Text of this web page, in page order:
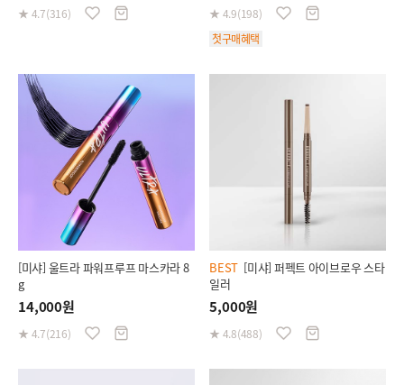
★ 4.7(316)
★ 4.9(198)
첫구매혜택
[미샤] 울트라 파워프루프 마스카라 8
g
14,000원
★ 4.7(216)
BEST [미샤] 퍼펙트 아이브로우 스타
일러
5,000원
★ 4.8(488)